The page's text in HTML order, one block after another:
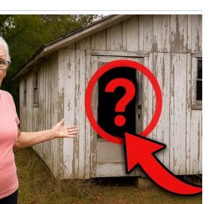
više nego prošlost koju
stvari još nisu stigle
trenuci.
zajednička poruka za sve znakove,
stvari koje vas trenutno brinu nisu
vam se čine. Najveća borba često se
ne u stvarnosti.